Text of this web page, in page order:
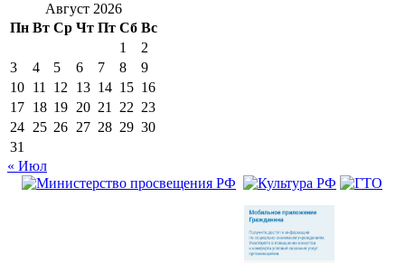
Август 2026
Пн Вт Ср Чт Пт Сб Вс
1
2
3
4 5 6 7 8
9
10 11 12 13 14 15 16
17 18 19 20 21 22 23
24 25 26 27 28 29 30
31
« Июл